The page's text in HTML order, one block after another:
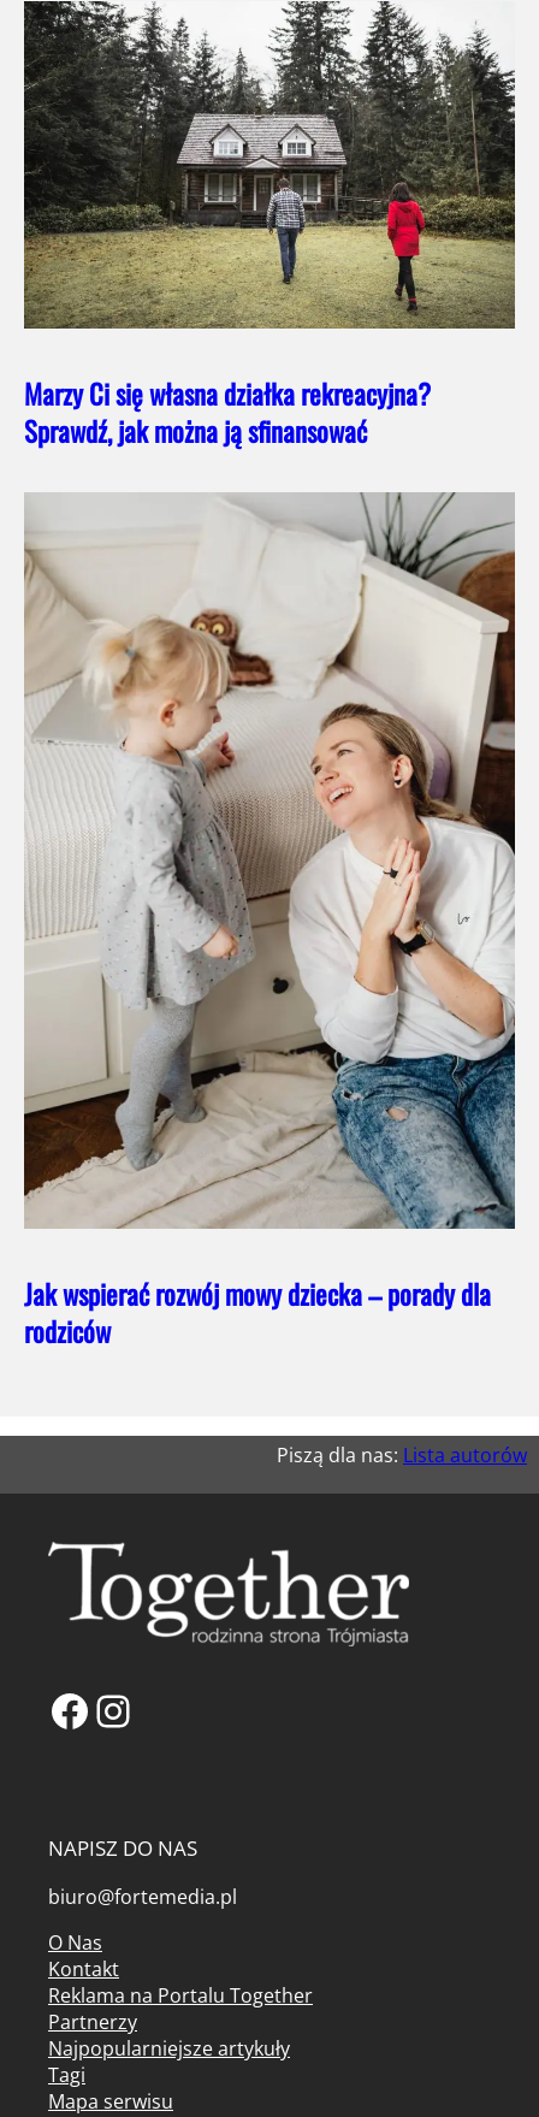
Marzy Ci się własna działka rekreacyjna?
Sprawdź, jak można ją sfinansować
Jak wspierać rozwój mowy dziecka – porady dla
rodziców
Piszą dla nas: Lista autorów
Facebook
Instagram
NAPISZ DO NAS
biuro@fortemedia.pl
O Nas
Kontakt
Reklama na Portalu Together
Partnerzy
Najpopularniejsze artykuły
Tagi
Mapa serwisu